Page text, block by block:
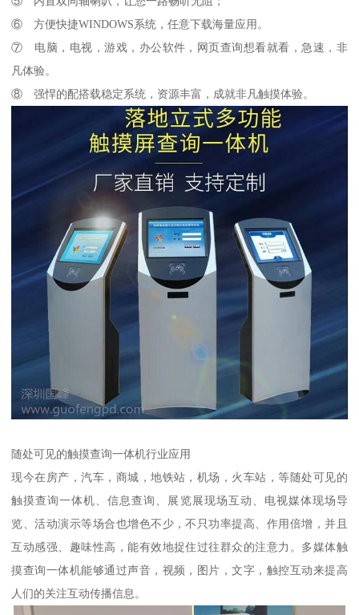
⑥ 方便快捷WINDOWS系统，任意下载海量应用。
⑦ 电脑，电视，游戏，办公软件，网页查询想看就看，急速，非
凡体验。
⑧ 强悍的配搭载稳定系统，资源丰富，成就非凡触摸体验。
随处可见的触摸查询一体机行业应用
现今在房产，汽车，商城，地铁站，机场，火车站，等随处可见的
触摸查询一体机、信息查询、展览展现场互动、电视媒体现场导
览、活动演示等场合也增色不少，不只功率提高、作用倍增，并且
互动感强、趣味性高，能有效地捉住过往群众的注意力。多媒体触
摸查询一体机能够通过声音，视频，图片，文字，触控互动来提高
人们的关注互动传播信息。